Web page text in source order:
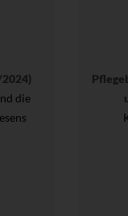
die